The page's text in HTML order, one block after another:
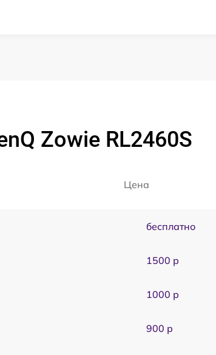
Zowie RL2460S
Цена
бесплатно
1500 р
1000 р
900 р